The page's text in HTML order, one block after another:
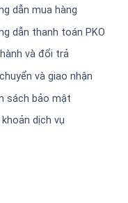
dẫn mua hàng
dẫn thanh toán PKO
và đổi trả
và giao nhận
sách bảo mật
dịch vụ